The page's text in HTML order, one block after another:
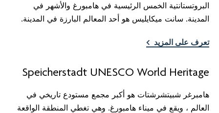
البروتستانتية الخمس الرئيسية في هامبورغ والأشهر في
المدينة. سانت ميكايليس هو أحد المعالم البارزة في المدينة.
تعرف على المزيد
Speicherstadt UNESCO World Heritage
هامبرغر شبيتشرشتات هو أكبر مجمع مستودع تاريخي في
العالم ، ويقع في ميناء هامبورغ. وهي تغطي المنطقة الواقعة